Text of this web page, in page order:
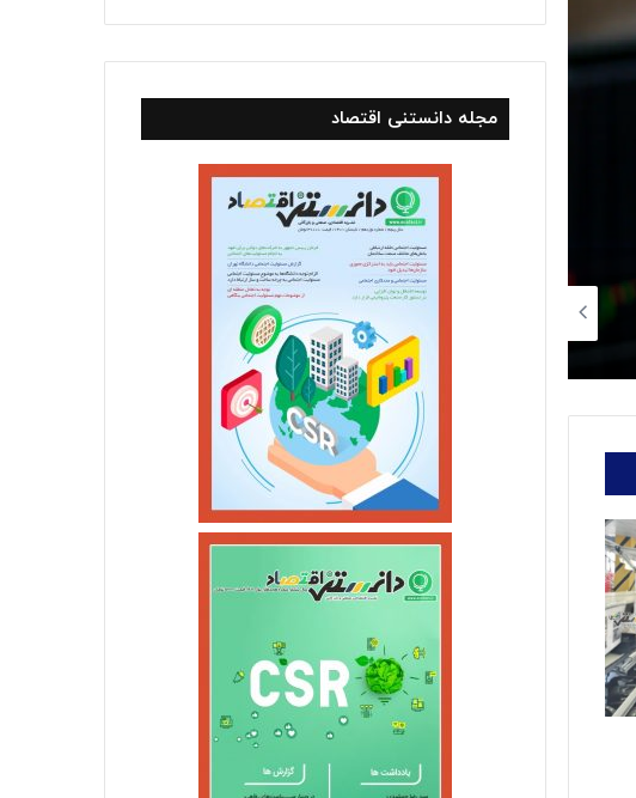
استانها
بیست‌وسومین دوره جایزه ملی
بهمن ماه برگزار
تیر ۱۸, ۱۴۰۱ تیر ۱۸, ۱۴۰۱
برای دریافت وام مسکن ۴۸۰ میلیون تومانی چقدر باید پرداخت شود؟
مجله دانستنی اقتصاد